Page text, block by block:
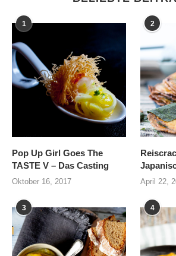
1
Pop Up Girl Goes The
TASTE V – Das Casting
Oktober 16, 2017
2
April 22,
3 4